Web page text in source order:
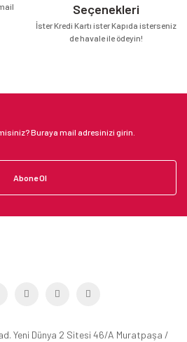
Seçenekleri
İster Kredi Kartı ister Kapıda isterseniz
de havale ile ödeyin!
Abone Ol
Yeni Dünya 2 Sitesi 46/A Muratpaşa /